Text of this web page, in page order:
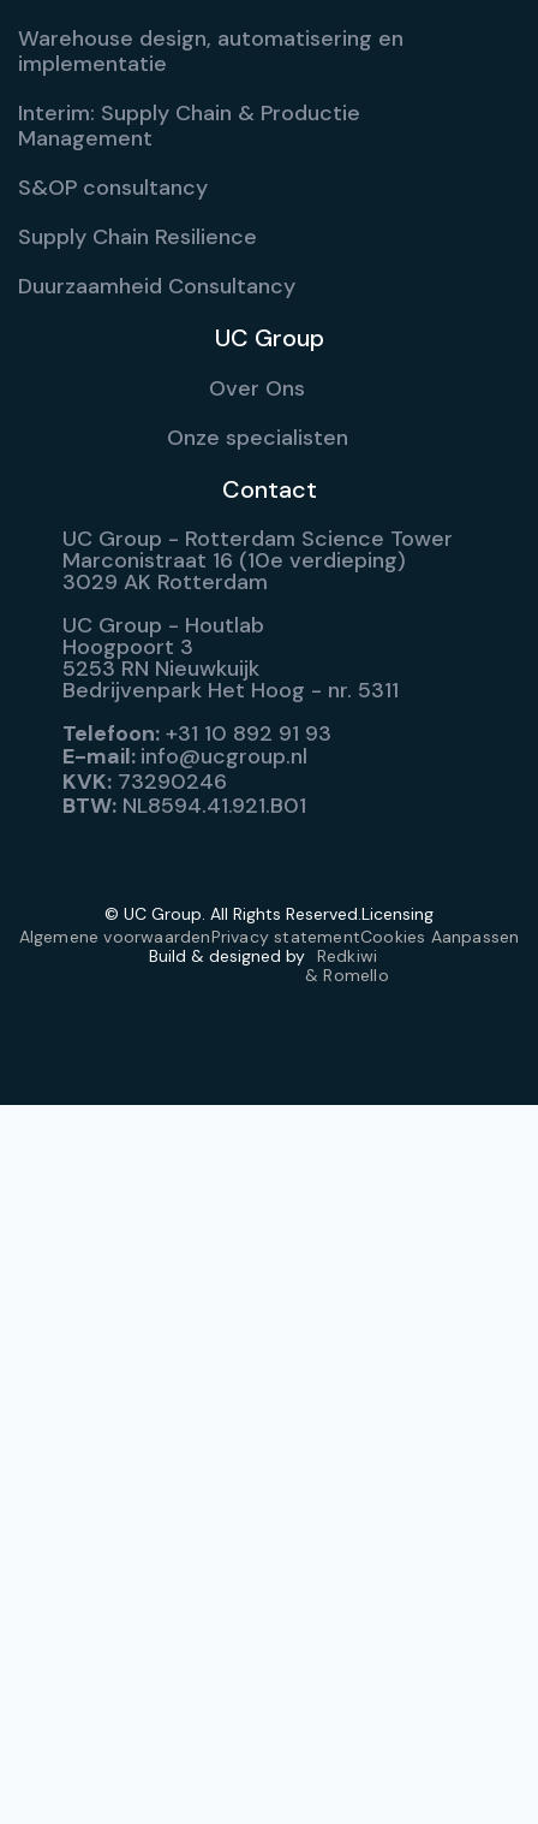
Warehouse design, automatisering en
implementatie
Interim: Supply Chain & Productie
Management
S&OP consultancy
Supply Chain Resilience
Duurzaamheid Consultancy
UC Group
Over Ons
Onze specialisten
Contact
UC Group - Rotterdam Science Tower
Marconistraat 16 (10e verdieping)
3029 AK Rotterdam
UC Group - Houtlab
Hoogpoort 3
5253 RN Nieuwkuijk
Bedrijvenpark Het Hoog - nr. 5311
Telefoon:+31 10 892 91 93
E-mail: info@ucgroup.nl
KVK:73290246
BTW:NL8594.41.921.B01
© UC Group. All Rights Reserved.Licensing
Algemene voorwaardenPrivacy statementCookies Aanpassen
Build & designed by Redkiwi
& Romello